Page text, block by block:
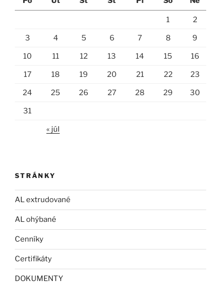
1 2
3 4 5 6 7 8 9
10 11 12 13 14 15 16
17 18 19 20 21 22 23
24 25 26 27 28 29 30
31
« júl
STRÁNKY
AL extrudované
AL ohýbané
Cenníky
Certifikáty
DOKUMENTY